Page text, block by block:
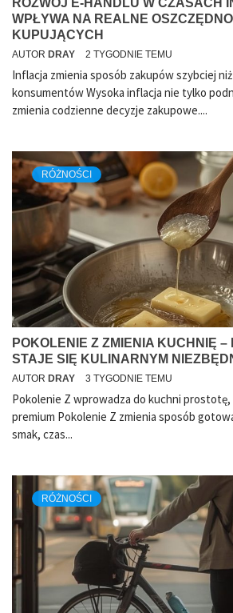
ROZWÓJ E-HANDLU W CZASACH
WPŁYWA NA REALNE
KUPUJĄCYCH
AUTOR DRAY 2 TYGODNIE TEMU
Inflacja zmienia sposób zakupów szybciej
konsumentów Wysoka inflacja nie tylko
zmienia codzienne decyzje zakupowe....
RÓŻNOŚCI
POKOLENIE Z ZMIENIA KUCHNIĘ
STAJE SIĘ KULINARNYM
AUTOR DRAY 3 TYGODNIE TEMU
Pokolenie Z wprowadza do kuchni
premium Pokolenie Z zmienia sposób
smak, czas...
RÓŻNOŚCI